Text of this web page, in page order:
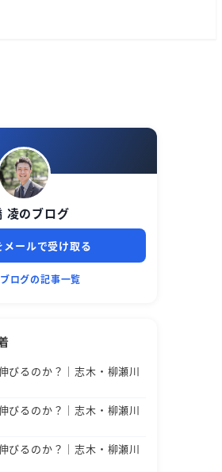
凌のブログ
メールで受け取る
ログの記事一覧
びるのか？｜志木・柳瀬川
びるのか？｜志木・柳瀬川
びるのか？｜志木・柳瀬川